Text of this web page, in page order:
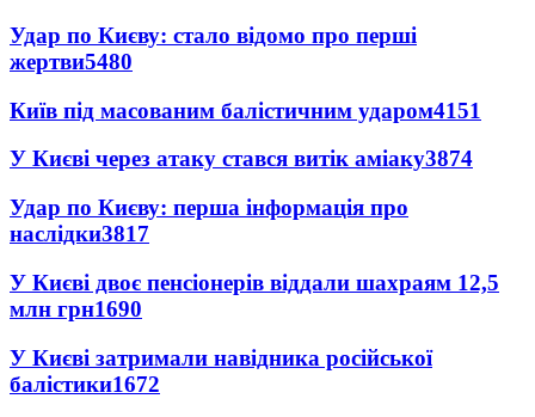
Удар по Києву: стало відомо про перші
жертви5480
Київ під масованим балістичним ударом4151
У Києві через атаку стався витік аміаку3874
Удар по Києву: перша інформація про
наслідки3817
У Києві двоє пенсіонерів віддали шахраям 12,5
млн грн1690
У Києві затримали навідника російської
балістики1672